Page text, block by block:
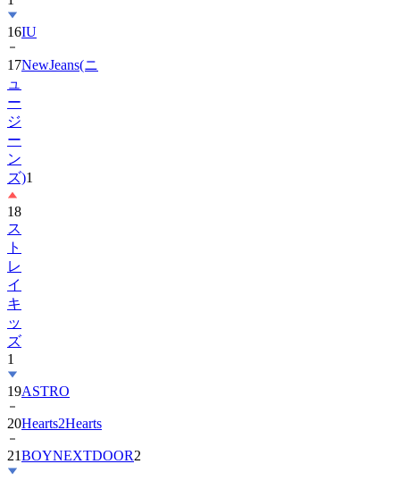
17NewJeans(ニ
ュ
ー
ジ
ー
ン
ズ)
18
ス
ト
レ
イ
キ
ッ
ズ
1
19
20Hearts2Hearts
21BOYNEXTDOOR
22
キ